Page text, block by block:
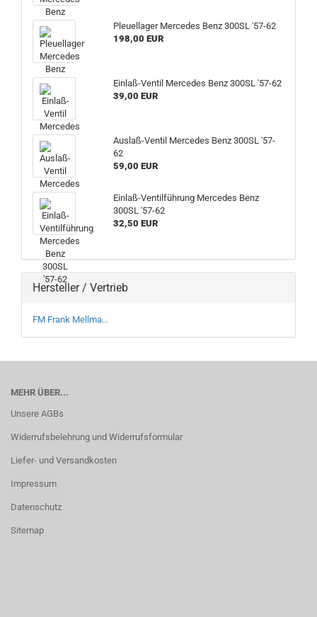
Pleuellager Mercedes Benz 300SL '57-62
198,00 EUR
Einlaß-Ventil Mercedes Benz 300SL '57-62
39,00 EUR
Auslaß-Ventil Mercedes Benz 300SL '57-
62
59,00 EUR
Einlaß-Ventilführung Mercedes Benz
300SL '57-62
32,50 EUR
Hersteller / Vertrieb
FM Frank Mellma...
MEHR ÜBER...
Unsere AGBs
Widerrufsbelehrung und Widerrufsformular
Liefer- und Versandkosten
Impressum
Datenschutz
Sitemap